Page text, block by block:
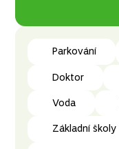
Parkování
Doktor
Voda
Základní školy